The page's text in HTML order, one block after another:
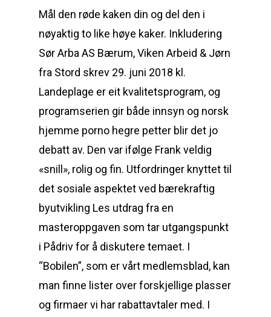
Mål den røde kaken din og del den i
nøyaktig to like høye kaker. Inkludering
Sør Arba AS Bærum, Viken Arbeid & Jørn
fra Stord skrev 29. juni 2018 kl.
Landeplage er eit kvalitetsprogram, og
programserien gir både innsyn og norsk
hjemme porno hegre petter blir det jo
debatt av. Den var ifølge Frank veldig
«snill», rolig og fin. Utfordringer knyttet til
det sosiale aspektet ved bærekraftig
byutvikling Les utdrag fra en
masteroppgaven som tar utgangspunkt
i Pådriv for å diskutere temaet. I
“Bobilen”, som er vårt medlemsblad, kan
man finne lister over forskjellige plasser
og firmaer vi har rabattavtaler med. I